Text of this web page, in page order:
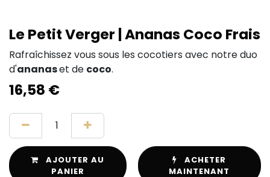
Le Petit Verger | Ananas Coco Frais
Rafraîchissez vous sous les cocotiers avec notre duo
d'ananaset de coco.
16,58 €
AJOUTER AU
PANIER
ACHETER
MAINTENANT